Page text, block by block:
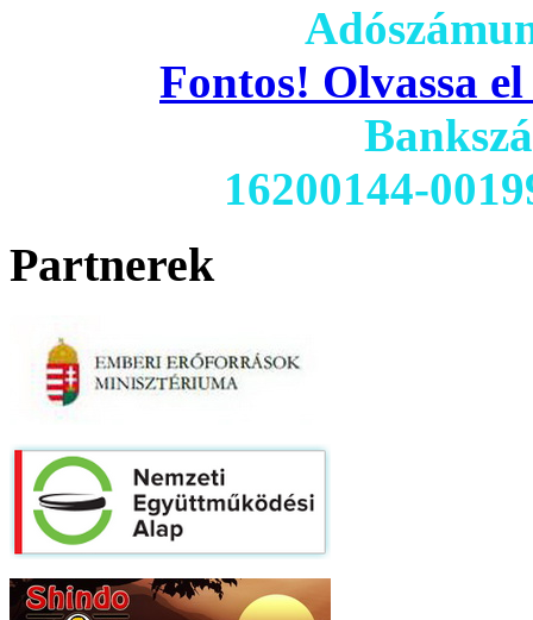
Fontos! Olvassa
16200144-
Partnerek